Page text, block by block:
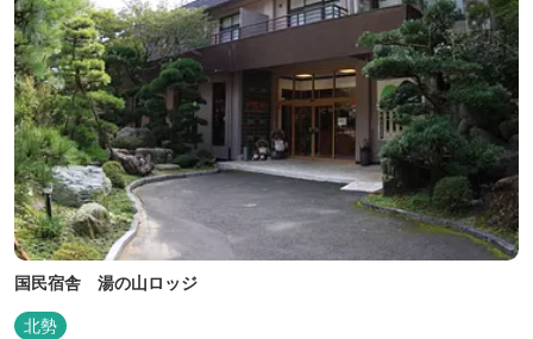
国民宿舎 湯の山ロッジ
北勢